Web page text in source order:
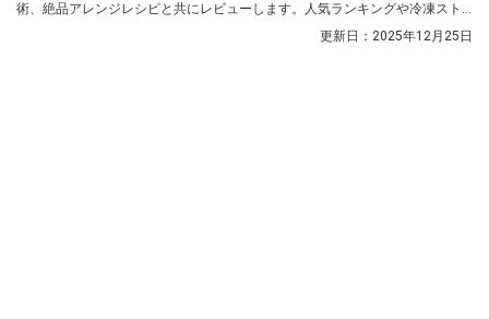
術、絶品アレンジレシピと共にレビューします。人気ランキングや冷凍スト
更新日： 2025年12月25日